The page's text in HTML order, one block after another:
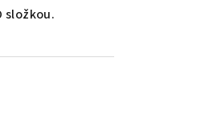
složkou.